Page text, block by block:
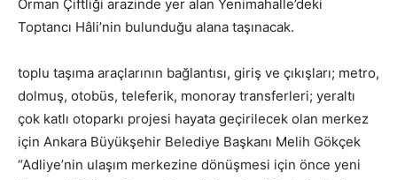
Orman Çiftliği arazinde yer alan Yenimahalle’deki
Toptancı Hâli’nin bulunduğu alana taşınacak.
toplu taşıma araçlarının bağlantısı, giriş ve çıkışları; metro,
dolmuş, otobüs, teleferik, monoray transferleri; yeraltı
çok katlı otoparkı projesi hayata geçirilecek olan merkez
için Ankara Büyükşehir Belediye Başkanı Melih Gökçek
“Adliye’nin ulaşım merkezine dönüşmesi için önce yeni